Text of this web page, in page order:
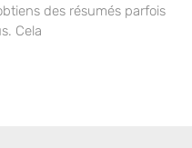
des résumés parfois
Cela